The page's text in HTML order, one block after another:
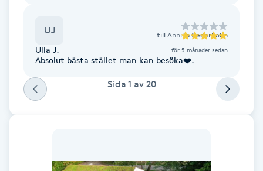
Fettreducering
Fibromassage
Fillers
UJ till Annika Cederholm
Ulla J. för 5 månader sedan
Absolut bästa stället man kan besöka❤️.
Sida 1 av 20